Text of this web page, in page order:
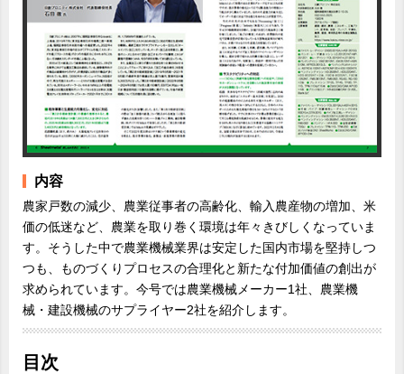
内容
農家戸数の減少、農業従事者の高齢化、輸入農産物の増加、米
価の低迷など、農業を取り巻く環境は年々きびしくなっていま
す。そうした中で農業機械業界は安定した国内市場を堅持しつ
つも、ものづくりプロセスの合理化と新たな付加価値の創出が
求められています。今号では農業機械メーカー1社、農業機
械・建設機械のサプライヤー2社を紹介します。
目次